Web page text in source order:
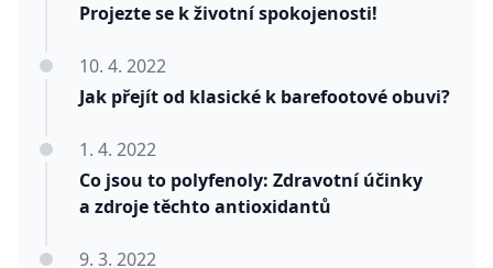
Projezte se k životní spokojenosti!
Jak přejít od klasické k barefootové obuvi?
10. 4. 2022
Co jsou to polyfenoly: Zdravotní účinky
a zdroje těchto antioxidantů
1. 4. 2022
9. 3. 2022